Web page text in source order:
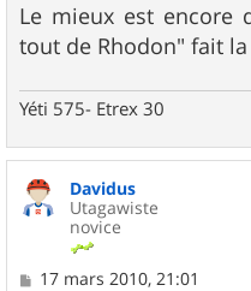
Le mieux est encore
tout de Rhodon" fait
Yéti 575- Etrex 30
Davidus
Utagawiste
novice
M17 mars 2010, 21:01